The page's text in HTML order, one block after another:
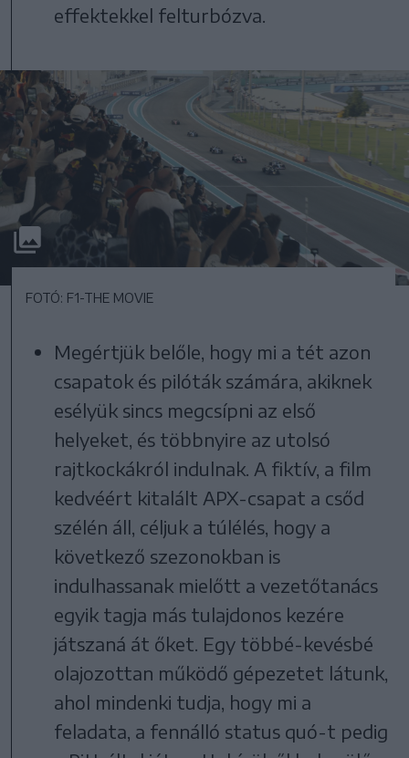
effektekkel felturbózva.
FOTÓ: F1-THE MOVIE
Megértjük belőle, hogy mi a tét azon
csapatok és pilóták számára, akiknek
esélyük sincs megcsípni az első
helyeket, és többnyire az utolsó
rajtkockákról indulnak. A fiktív, a film
kedvéért kitalált APX-csapat a csőd
szélén áll, céljuk a túlélés, hogy a
következő szezonokban is
indulhassanak mielőtt a vezetőtanács
egyik tagja más tulajdonos kezére
játszaná át őket. Egy többé-kevésbé
olajozottan működő gépezetet látunk,
ahol mindenki tudja, hogy mi a
feladata, a fennálló status quó-t pedig